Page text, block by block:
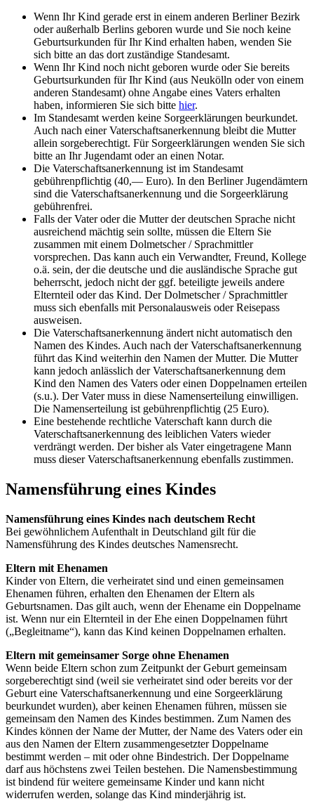
Wenn Ihr Kind gerade erst in einem anderen Berliner Bezirk
oder außerhalb Berlins geboren wurde und Sie noch keine
Geburtsurkunden für Ihr Kind erhalten haben, wenden Sie
sich bitte an das dort zuständige Standesamt.
Wenn Ihr Kind noch nicht geboren wurde oder Sie bereits
Geburtsurkunden für Ihr Kind (aus Neukölln oder von einem
anderen Standesamt) ohne Angabe eines Vaters erhalten
haben, informieren Sie sich bitte hier.
Im Standesamt werden keine Sorgeerklärungen beurkundet.
Auch nach einer Vaterschaftsanerkennung bleibt die Mutter
allein sorgeberechtigt. Für Sorgeerklärungen wenden Sie sich
bitte an Ihr Jugendamt oder an einen Notar.
Die Vaterschaftsanerkennung ist im Standesamt
gebührenpflichtig (40,— Euro). In den Berliner Jugendämtern
sind die Vaterschaftsanerkennung und die Sorgeerklärung
gebührenfrei.
Falls der Vater oder die Mutter der deutschen Sprache nicht
ausreichend mächtig sein sollte, müssen die Eltern Sie
zusammen mit einem Dolmetscher / Sprachmittler
vorsprechen. Das kann auch ein Verwandter, Freund, Kollege
o.ä. sein, der die deutsche und die ausländische Sprache gut
beherrscht, jedoch nicht der ggf. beteiligte jeweils andere
Elternteil oder das Kind. Der Dolmetscher / Sprachmittler
muss sich ebenfalls mit Personalausweis oder Reisepass
ausweisen.
Die Vaterschaftsanerkennung ändert nicht automatisch den
Namen des Kindes. Auch nach der Vaterschaftsanerkennung
führt das Kind weiterhin den Namen der Mutter. Die Mutter
kann jedoch anlässlich der Vaterschaftsanerkennung dem
Kind den Namen des Vaters oder einen Doppelnamen erteilen
(s.u.). Der Vater muss in diese Namenserteilung einwilligen.
Die Namenserteilung ist gebührenpflichtig (25 Euro).
Eine bestehende rechtliche Vaterschaft kann durch die
Vaterschaftsanerkennung des leiblichen Vaters wieder
verdrängt werden. Der bisher als Vater eingetragene Mann
muss dieser Vaterschaftsanerkennung ebenfalls zustimmen.
Namensführung eines Kindes
Namensführung eines Kindes nach deutschem Recht
Bei gewöhnlichem Aufenthalt in Deutschland gilt für die
Namensführung des Kindes deutsches Namensrecht.
Eltern mit Ehenamen
Kinder von Eltern, die verheiratet sind und einen gemeinsamen
Ehenamen führen, erhalten den Ehenamen der Eltern als
Geburtsnamen. Das gilt auch, wenn der Ehename ein Doppelname
ist. Wenn nur ein Elternteil in der Ehe einen Doppelnamen führt
(„Begleitname“), kann das Kind keinen Doppelnamen erhalten.
Eltern mit gemeinsamer Sorge ohne Ehenamen
Wenn beide Eltern schon zum Zeitpunkt der Geburt gemeinsam
sorgeberechtigt sind (weil sie verheiratet sind oder bereits vor der
Geburt eine Vaterschaftsanerkennung und eine Sorgeerklärung
beurkundet wurden), aber keinen Ehenamen führen, müssen sie
gemeinsam den Namen des Kindes bestimmen. Zum Namen des
Kindes können der Name der Mutter, der Name des Vaters oder ein
aus den Namen der Eltern zusammengesetzter Doppelname
bestimmt werden – mit oder ohne Bindestrich. Der Doppelname
darf aus höchstens zwei Teilen bestehen. Die Namensbestimmung
ist bindend für weitere gemeinsame Kinder und kann nicht
widerrufen werden, solange das Kind minderjährig ist.